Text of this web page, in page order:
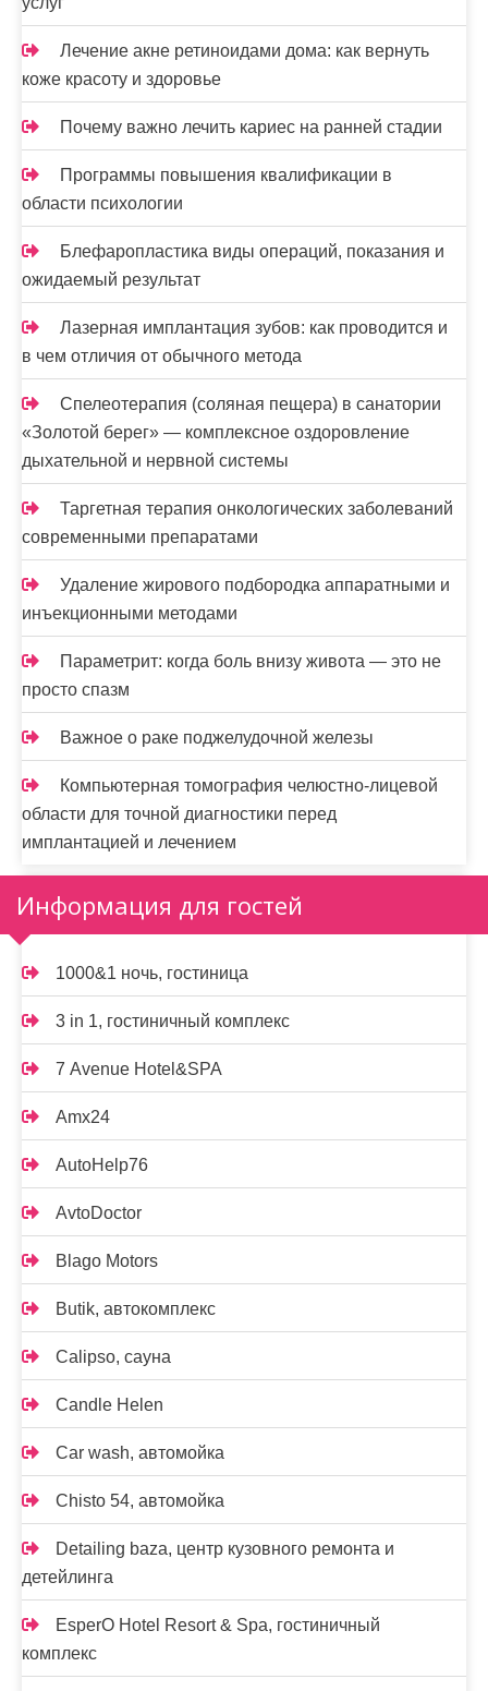
Лечение акне ретиноидами дома: как вернуть
коже красоту и здоровье
Почему важно лечить кариес на ранней стадии
Программы повышения квалификации в
области психологии
Блефаропластика виды операций, показания и
ожидаемый результат
Лазерная имплантация зубов: как проводится и
в чем отличия от обычного метода
Спелеотерапия (соляная пещера) в санатории
«Золотой берег» — комплексное оздоровление
дыхательной и нервной системы
Таргетная терапия онкологических заболеваний
современными препаратами
Удаление жирового подбородка аппаратными и
инъекционными методами
Параметрит: когда боль внизу живота — это не
просто спазм
Важное о раке поджелудочной железы
Компьютерная томография челюстно-лицевой
области для точной диагностики перед
имплантацией и лечением
Информация для гостей
1000&1 ночь, гостиница
3 in 1, гостиничный комплекс
7 Avenue Hotel&SPA
Amx24
AutoHelp76
AvtoDoctor
Blago Motors
Butik, автокомплекс
Calipso, сауна
Candle Helen
Car wash, автомойка
Chisto 54, автомойка
Detailing baza, центр кузовного ремонта и
детейлинга
EsperO Hotel Resort & Spa, гостиничный
комплекс